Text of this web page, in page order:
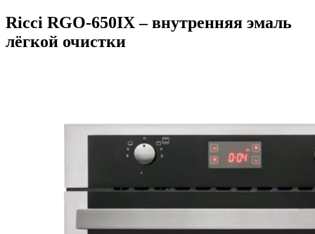
Ricci RGO-650IX – внутренняя эмаль
лёгкой очистки